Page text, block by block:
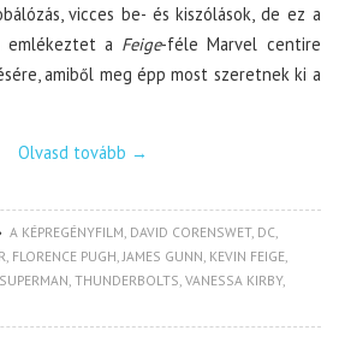
vicces be- és kiszólások, de ez a
emlékeztet a Feige-féle Marvel centire
amiből meg épp most szeretnek ki a
Olvasd tovább →
A KÉPREGÉNYFILM, DAVID CORENSWET, DC,
, FLORENCE PUGH,JAMES GUNN, KEVIN FEIGE,
SUPERMAN,THUNDERBOLTS,VANESSA KIRBY,